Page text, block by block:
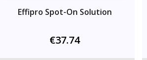
Effipro Spot-On Solution
€37.74